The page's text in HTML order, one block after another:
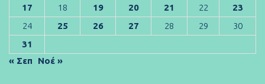
17
18 19 20 21 22
23
24
25 26 27 28 29
30
31
« Σεπ
Νοέ »